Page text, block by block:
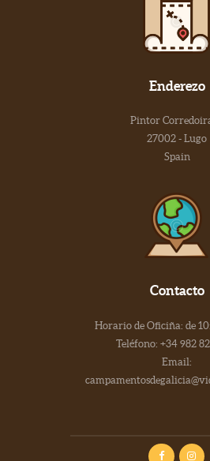
Enderezo
Pintor
27002 - Lugo
Spain
Contacto
Horario de Oficiña: de
Teléfono: +34 982
Email: